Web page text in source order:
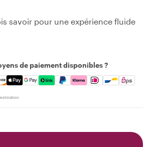
savoir pour une expérience fluide
de paiement disponibles ?
Amex, Discover, Apple Pay, Google